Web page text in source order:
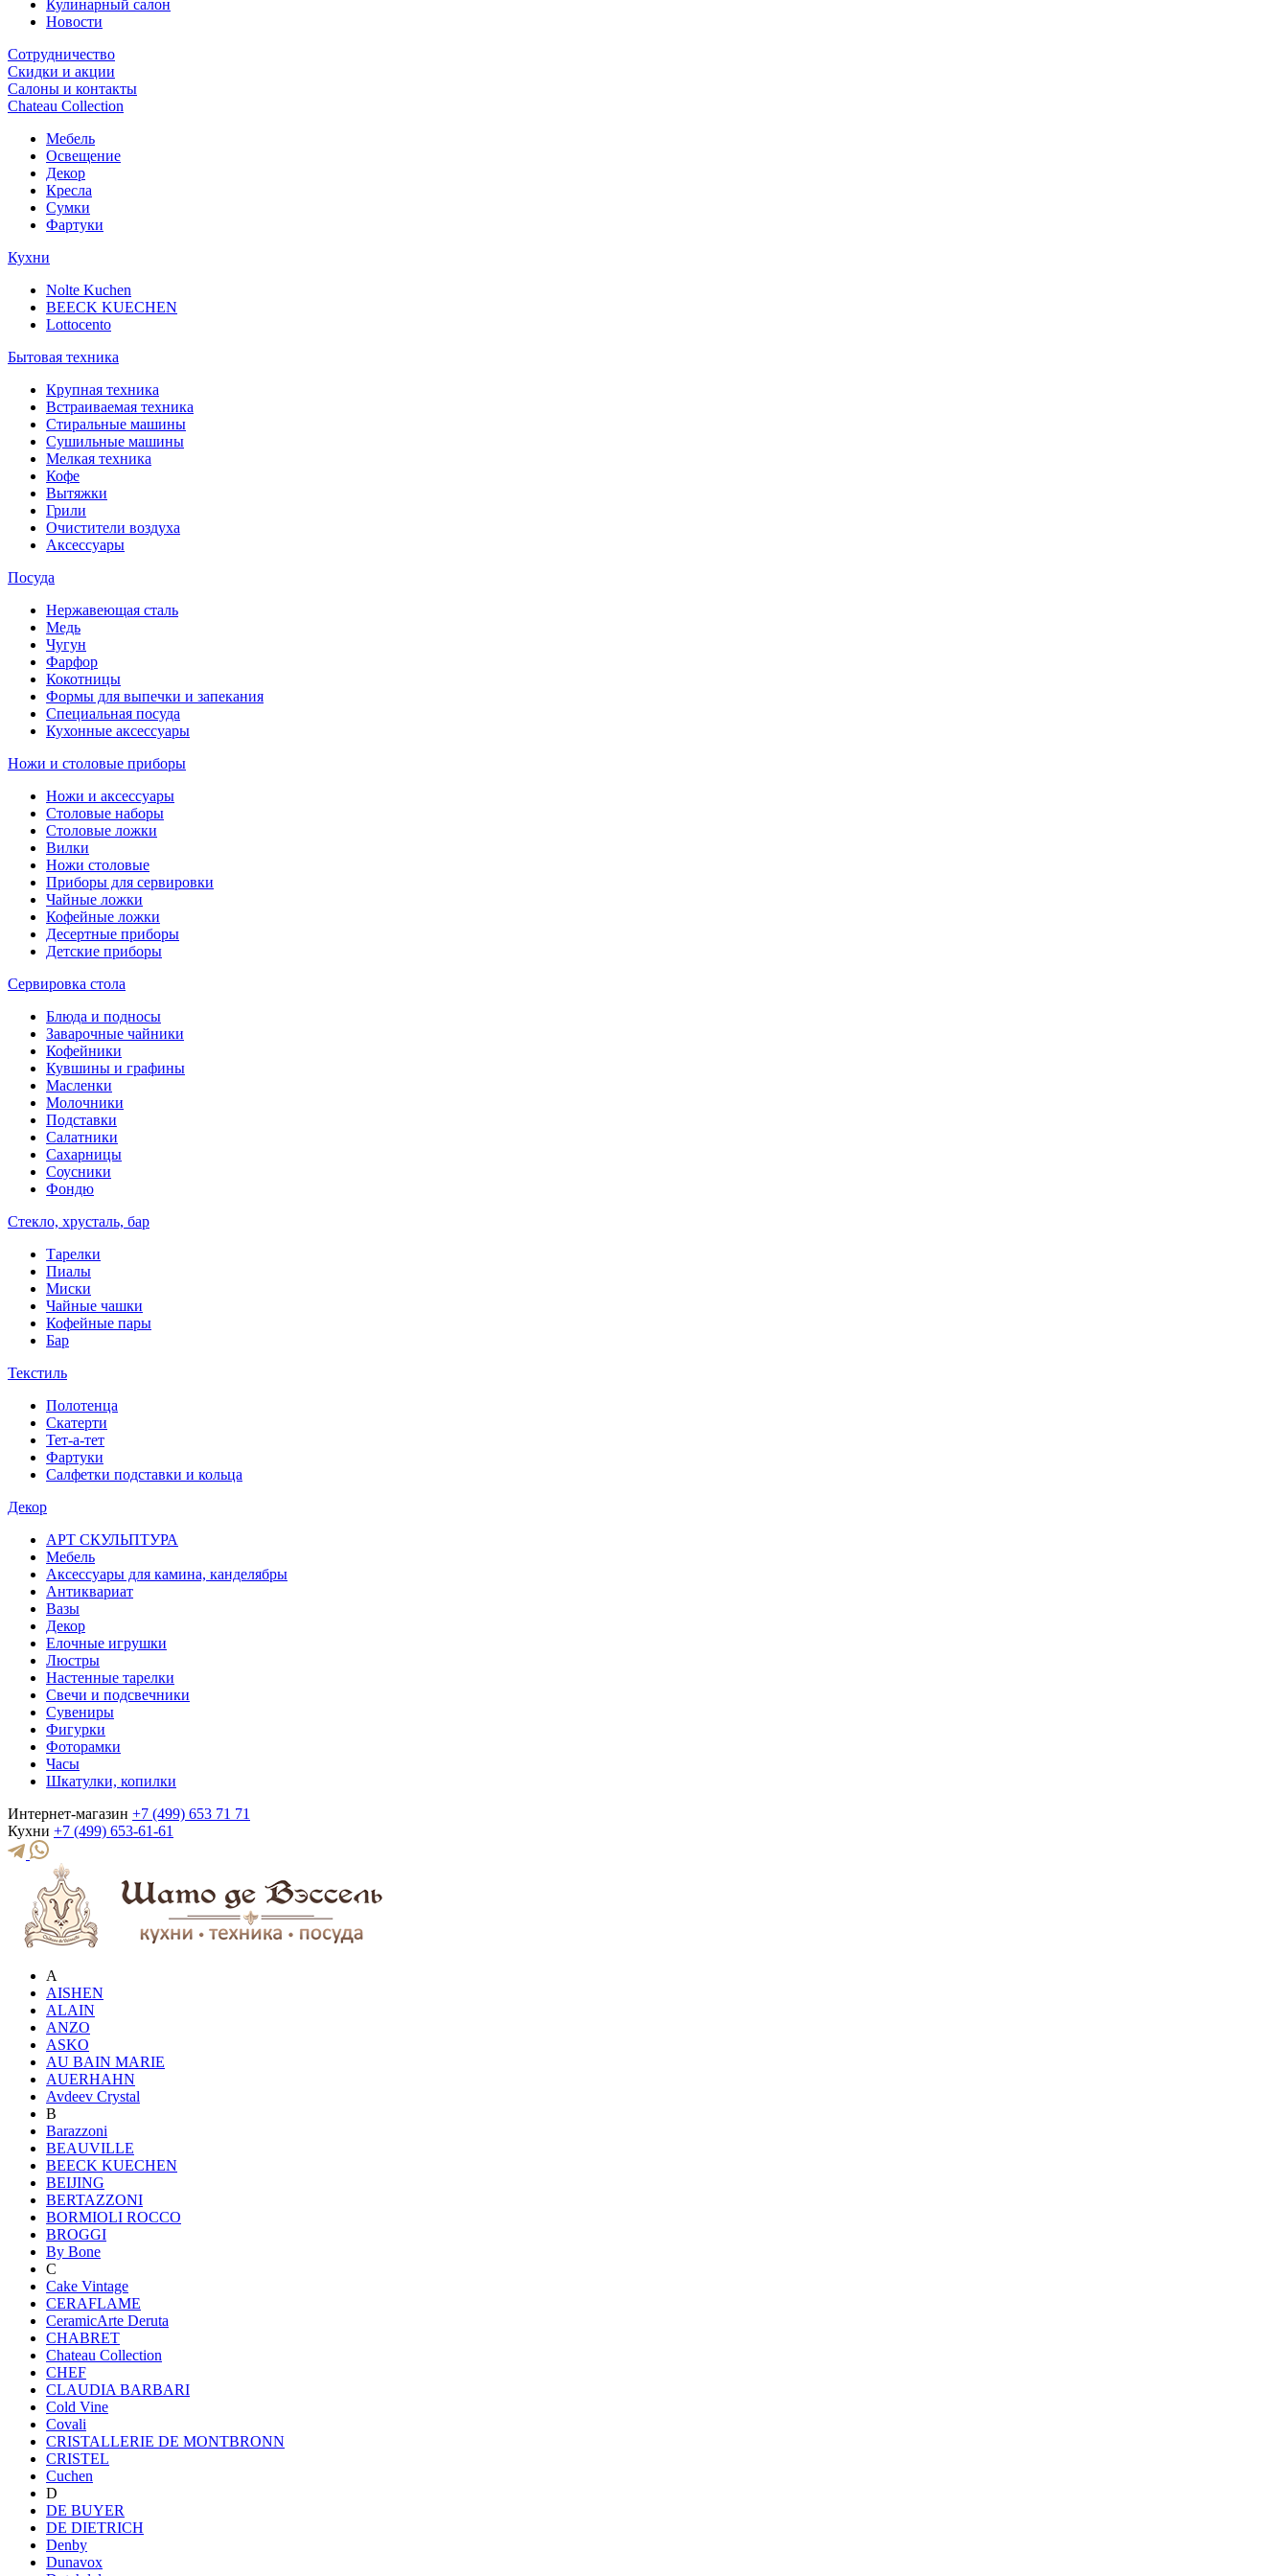
Кулинарный салон
Новости
Сотрудничество
Скидки и акции
Салоны и контакты
Chateau Collection
Мебель
Освещение
Декор
Кресла
Сумки
Фартуки
Кухни
Nolte Kuchen
BEECK KUECHEN
Lottocento
Бытовая техника
Крупная техника
Встраиваемая техника
Стиральные машины
Сушильные машины
Мелкая техника
Кофе
Вытяжки
Грили
Очистители воздуха
Аксессуары
Посуда
Нержавеющая сталь
Медь
Чугун
Фарфор
Кокотницы
Формы для выпечки и запекания
Специальная посуда
Кухонные аксессуары
Ножи и столовые приборы
Ножи и аксессуары
Столовые наборы
Столовые ложки
Вилки
Ножи столовые
Приборы для сервировки
Чайные ложки
Кофейные ложки
Десертные приборы
Детские приборы
Сервировка стола
Блюда и подносы
Заварочные чайники
Кофейники
Кувшины и графины
Масленки
Молочники
Подставки
Салатники
Сахарницы
Соусники
Фондю
Стекло, хрусталь, бар
Тарелки
Пиалы
Миски
Чайные чашки
Кофейные пары
Бар
Текстиль
Полотенца
Скатерти
Тет-а-тет
Фартуки
Салфетки подставки и кольца
Декор
АРТ СКУЛЬПТУРА
Мебель
Аксессуары для камина, канделябры
Антиквариат
Вазы
Декор
Елочные игрушки
Люстры
Настенные тарелки
Свечи и подсвечники
Сувениры
Фигурки
Фоторамки
Часы
Шкатулки, копилки
Интернет-магазин +7 (499) 653 71 71
Кухни +7 (499) 653-61-61
A
AISHEN
ALAIN
ANZO
ASKO
AU BAIN MARIE
AUERHAHN
Avdeev Crystal
B
Barazzoni
BEAUVILLE
BEECK KUECHEN
BEIJING
BERTAZZONI
BORMIOLI ROCCO
BROGGI
By Bone
C
Cake Vintage
CERAFLAME
CeramicArte Deruta
CHABRET
Chateau Collection
CHEF
CLAUDIA BARBARI
Cold Vine
Covali
CRISTALLERIE DE MONTBRONN
CRISTEL
Cuchen
D
DE BUYER
DE DIETRICH
Denby
Dunavox